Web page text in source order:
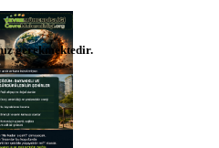
gerekmektedir.